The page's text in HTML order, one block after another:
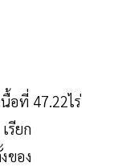
อที่ 47.22ไร่
รียก
ของ